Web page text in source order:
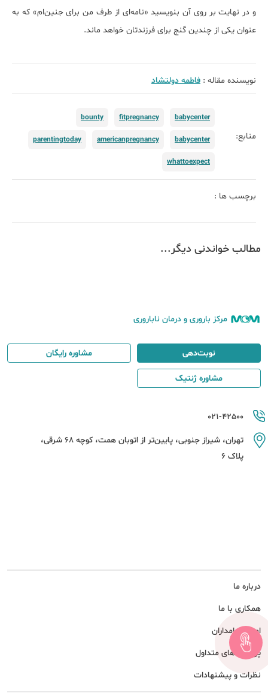
و در نهایت بر روی آن بنویسید «نامه‌ای از طرف من برای جنین‌ام» که به
عنوان یکی از چندین گنج برای فرزندتان خواهد ماند.
نویسنده مقاله : فاطمه دولتشاد
منابع:
babycenter
fitpregnancy
bounty
babycenter
americanpregnancy
parentingtoday
whattoexpect
برچسب ها :
مطالب خواندنی دیگر...
مرکز باروری و درمان ناباروری
درباره ما
همکاری با ما
امور سهامداران
پرسش های متداول
نظرات و پیشنهادات
021-42500
تهران، شیراز جنوبی، پایین‌تر از اتوبان همت، کوچه 68 شرقی،
پلاک 6
نوبت‌دهی مشاوره رایگان
مشاوره ژنتیک